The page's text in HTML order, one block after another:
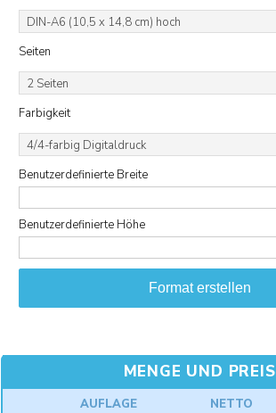
DIN-A6 (10,5 x 14,8 cm) hoch
Seiten
2 Seiten
Farbigkeit
4/4-farbig Digitaldruck
Benutzerdefinierte Breite
Benutzerdefinierte Höhe
Format erstellen
MENGE UND PREIS
AUFLAGE NETTO